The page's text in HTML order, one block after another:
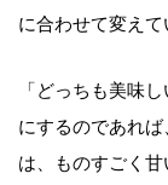
に合わせて変えて
「どっちも美味
にするのであれ
は、ものすごく